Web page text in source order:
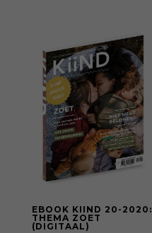
EBOOK KIIND 20-2020:
THEMA ZOET
(DIGITAAL)